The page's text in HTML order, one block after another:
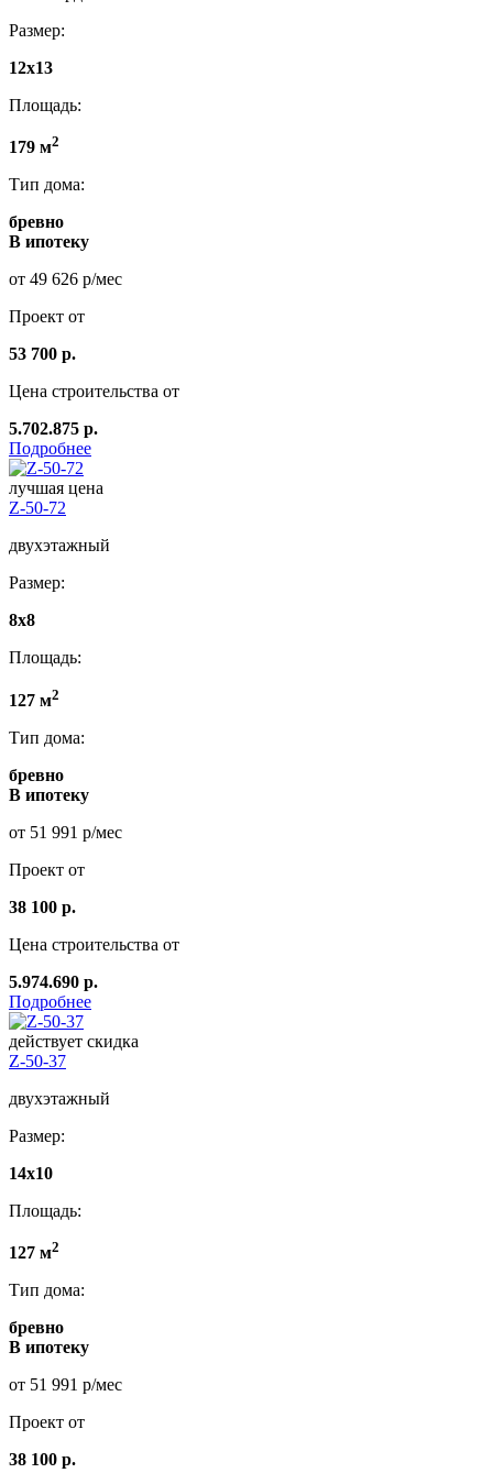
Размер:
12x13
Площадь:
179 м2
Тип дома:
бревно
В ипотеку
от 49 626 р/мес
Проект от
53 700 р.
Цена строительства от
5.702.875 р.
Подробнее
лучшая цена
Z-50-72
двухэтажный
Размер:
8x8
Площадь:
127 м2
Тип дома:
бревно
В ипотеку
от 51 991 р/мес
Проект от
38 100 р.
Цена строительства от
5.974.690 р.
Подробнее
действует скидка
Z-50-37
двухэтажный
Размер:
14x10
Площадь:
127 м2
Тип дома:
бревно
В ипотеку
от 51 991 р/мес
Проект от
38 100 р.